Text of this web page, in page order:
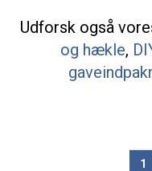
Udforsk også
og hækle,
1